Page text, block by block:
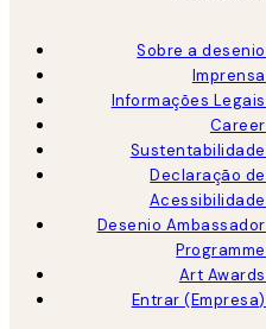
Sobre a desenio
Imprensa
Informações Legais
Career
Sustentabilidade
Declaração de
Acessibilidade
Desenio Ambassador
Programme
Art Awards
Entrar (Empresa)